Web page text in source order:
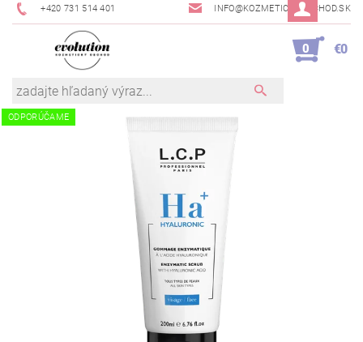
+420 731 514 401 INFO@KOZMETICKYOBCHOD.SK
0 €0
ODPORÚČAME